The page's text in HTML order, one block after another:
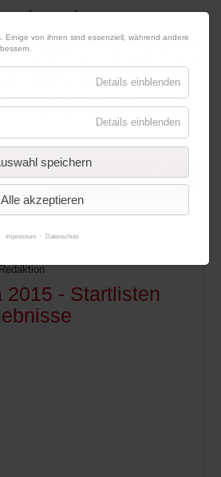
|Kontakt|Datenschutz
2015 - Startlisten
Einige von ihnen sind essenziell, während andere
Details einblenden
Details einblenden
speichern
Alle akzeptieren
Impressum Datenschutz